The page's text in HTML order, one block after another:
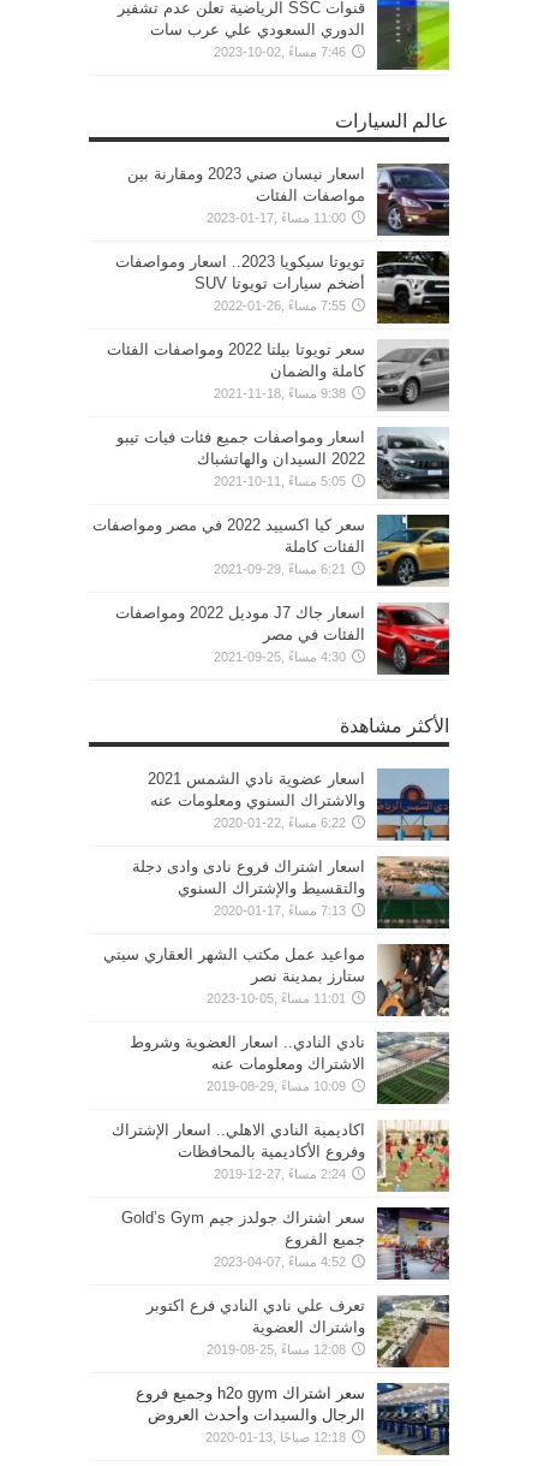
قنوات SSC الرياضية تعلن عدم تشفير
الدوري السعودي علي عرب سات
7:46 مساءً ,02-10-2023
عالم السيارات
اسعار نيسان صني 2023 ومقارنة بين
مواصفات الفئات
11:00 مساءً ,17-01-2023
تويوتا سيكويا 2023.. اسعار ومواصفات
أضخم سيارات تويوتا SUV
7:55 مساءً ,26-01-2022
سعر تويوتا بيلتا 2022 ومواصفات الفئات
كاملة والضمان
9:38 مساءً ,18-11-2021
اسعار ومواصفات جميع فئات فيات تيبو
2022 السيدان والهاتشباك
5:05 مساءً ,11-10-2021
سعر كيا اكسييد 2022 في مصر ومواصفات
الفئات كاملة
6:21 مساءً ,29-09-2021
اسعار جاك J7 موديل 2022 ومواصفات
الفئات في مصر
4:30 مساءً ,25-09-2021
الأكثر مشاهدة
اسعار عضوية نادي الشمس 2021
والاشتراك السنوي ومعلومات عنه
6:22 مساءً ,22-01-2020
اسعار اشتراك فروع نادى وادى دجلة
والتقسيط والإشتراك السنوي
7:13 مساءً ,17-01-2020
مواعيد عمل مكتب الشهر العقاري سيتي
ستارز بمدينة نصر
11:01 مساءً ,05-10-2023
نادي النادي.. اسعار العضوية وشروط
الاشتراك ومعلومات عنه
10:09 مساءً ,29-08-2019
اكاديمية النادي الاهلي.. اسعار الإشتراك
وفروع الأكاديمية بالمحافظات
2:24 مساءً ,27-12-2019
سعر اشتراك جولدز جيم Gold’s Gym
جميع الفروع
4:52 مساءً ,07-04-2023
تعرف علي نادي النادي فرع اكتوبر
واشتراك العضوية
12:08 مساءً ,25-08-2019
سعر اشتراك h2o gym وجميع فروع
الرجال والسيدات وأحدث العروض
12:18 صباحًا ,13-01-2020